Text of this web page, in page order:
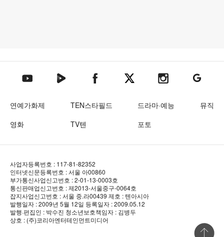
텐아시아 유튜브텐아시아 네이버TV텐아시아 페이스북텐아시아 엑스텐아시아 인스타그램
텐아시아
연예가화제 TEN스타필드 드라마·예능
뮤직
영화
TV텐 포토
사업자등록번호 : 117-81-82352
인터넷신문등록번호 : 서울 아00860
부가통신사업신고번호 : 2-01-13-0003호
통신판매업신고번호 : 제2013-서울중구-0064호
잡지사업신고번호 : 서울 중.라00439 제호 : 텐아시아
발행일자 : 2009년 5월 12일 등록일자 : 2009.05.12
발행·편집인 : 박수진 청소년보호책임자 : 김병두
상호 : (주)코리아엔터테인먼트미디어
상단 바로